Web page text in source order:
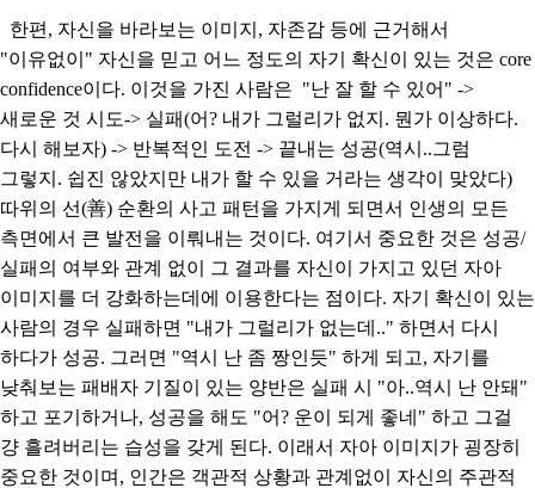
한편, 자신을 바라보는 이미지, 자존감 등에 근거해서
"이유없이" 자신을 믿고 어느 정도의 자기 확신이 있는 것은 core
confidence이다. 이것을 가진 사람은 "난 잘 할 수 있어" ->
새로운 것 시도-> 실패(어? 내가 그럴리가 없지. 뭔가 이상하다.
다시 해보자) -> 반복적인 도전 -> 끝내는 성공(역시..그럼
그렇지. 쉽진 않았지만 내가 할 수 있을 거라는 생각이 맞았다)
따위의 선(善) 순환의 사고 패턴을 가지게 되면서 인생의 모든
측면에서 큰 발전을 이뤄내는 것이다. 여기서 중요한 것은 성공/
실패의 여부와 관계 없이 그 결과를 자신이 가지고 있던 자아
이미지를 더 강화하는데에 이용한다는 점이다. 자기 확신이 있는
사람의 경우 실패하면 "내가 그럴리가 없는데.." 하면서 다시
하다가 성공. 그러면 "역시 난 좀 짱인듯" 하게 되고, 자기를
낮춰보는 패배자 기질이 있는 양반은 실패 시 "아..역시 난 안돼"
하고 포기하거나, 성공을 해도 "어? 운이 되게 좋네" 하고 그걸
걍 흘려버리는 습성을 갖게 된다. 이래서 자아 이미지가 굉장히
중요한 것이며, 인간은 객관적 상황과 관계없이 자신의 주관적